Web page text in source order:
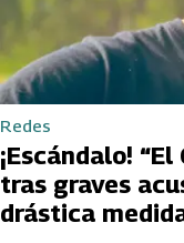
Redes
¡Escándalo!
tras graves
drástica